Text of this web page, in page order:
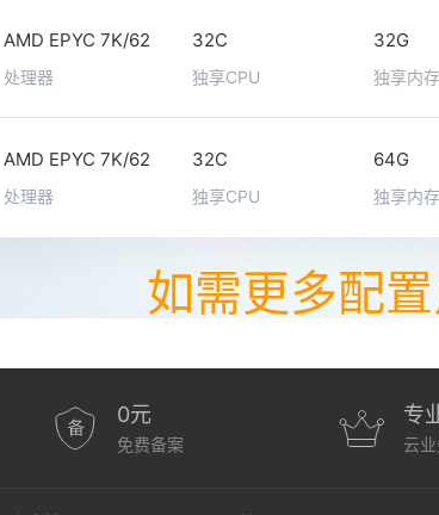
AMD EPYC 7K/62
处理器
32C
独享CPU
32G
独享内存
AMD EPYC 7K/62
处理器
32C
独享CPU
64G
独享内存
如需更多配
0元
免费备案
专
云